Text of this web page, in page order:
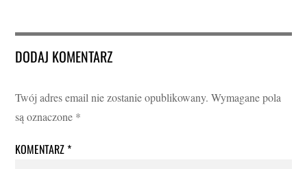
DODAJ KOMENTARZ
Twój adres email nie zostanie opublikowany. Wymagane pola
są oznaczone *
KOMENTARZ*